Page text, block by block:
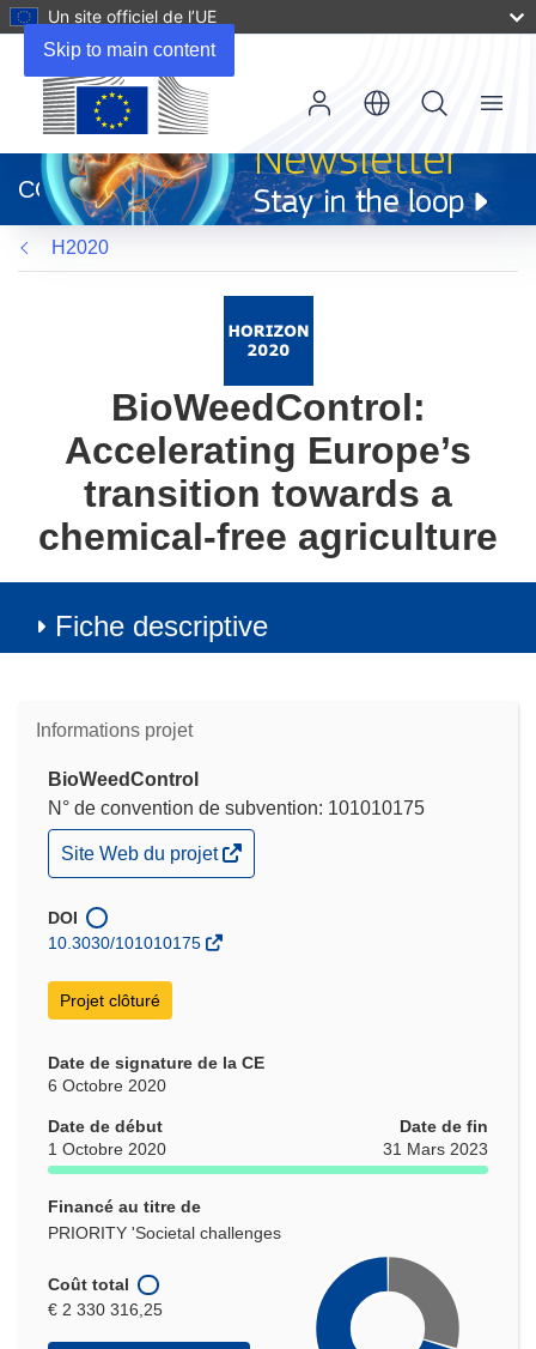
Skip to main content
Un site officiel de l’UE
dans
une
nouvelle
fenêtre)
CORDIS
Menu
H2020
BioWeedControl:
Accelerating Europe’s
transition towards a
chemical-free agriculture
Fiche descriptive
Informations projet
BioWeedControl
N° de convention de subvention: 101010175
(s’ouvre
dans
nouvelle
fenêtre)
Site Web du projet
DOI
10.3030/101010175
Projet clôturé
Date de signature de la CE
6 Octobre 2020
Date de début
1 Octobre 2020
Date de fin
31 Mars 2023
Financé au titre de
PRIORITY 'Societal challenges
Coût total
€ 2 330 316,25